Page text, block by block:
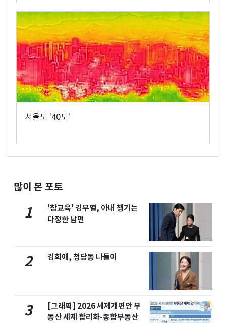
서울도 '40도'
많이 본 포토
1
'참교육' 김무열, 아내 챙기는
다정한 남편
2 김희애, 청담동 나들이
3
[그래픽] 2026 세제개편안 부
동산 세제 합리화-종합부동산